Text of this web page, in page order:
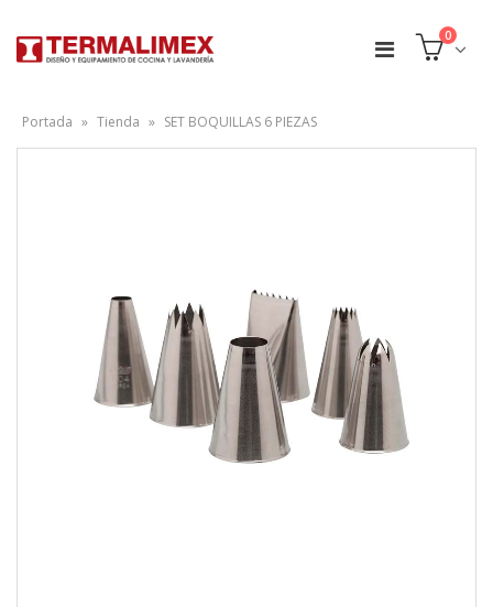
0
Portada » Tienda » SET BOQUILLAS 6 PIEZAS